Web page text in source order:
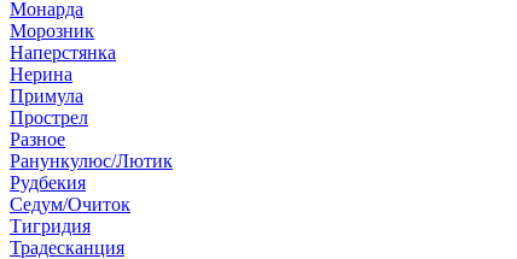
Монарда
Морозник
Наперстянка
Нерина
Примула
Прострел
Разное
Ранункулюс/Лютик
Рудбекия
Седум/Очиток
Тигридия
Традесканция